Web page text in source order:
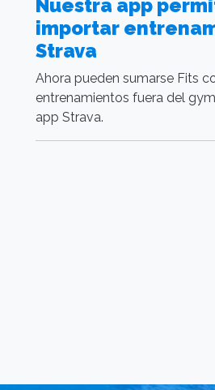
Nuestra app
importar
Strava
Ahora pueden sumarse Fits
entrenamientos fuera del
app Strava.